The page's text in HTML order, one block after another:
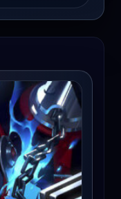
- Xbox One/Series X/